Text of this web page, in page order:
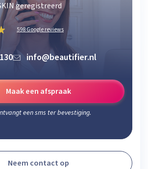
geregistreerd
598 Google reviews
info@beautifier.nl
Maak een afspraak
een sms ter bevestiging.
Neem contact op